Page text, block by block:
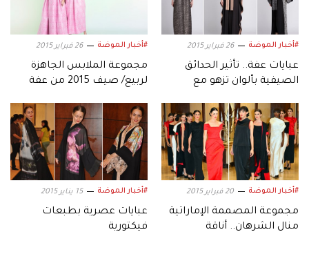
#أخبار الموضة 26 فبراير 2015
عبايات عفة.. تأثير الحدائق
الصيفية بألوان تزهو مع
#أخبار الموضة 26 فبراير 2015
مجموعة الملابس الجاهزة
لربيع/ صيف 2015 من عفة
#أخبار الموضة 20 فبراير 2015
مجموعة المصممة الإماراتية
منال الشرهان.. أناقة
#أخبار الموضة 15 يناير 2015
عبايات عصرية بطبعات
فيكتورية